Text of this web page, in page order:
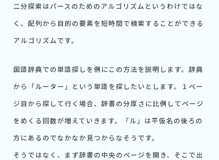
二分探索はパースのためのアルゴリズムというわけではな
く、配列から目的の要素を短時間で検索することができる
アルゴリズムです。
国語辞典での単語探しを例にこの方法を説明します。辞典
から「ルーター」という単語を探したいとします。１ペー
ジ目から探して行く場合、辞書の分厚さに比例してページ
をめくる回数が増えていきます。「ル」は平仮名の後ろの
方にあるのでなかなか見つからなそうです。
そうではなく、まず辞書の中央のページを開き、そこで出